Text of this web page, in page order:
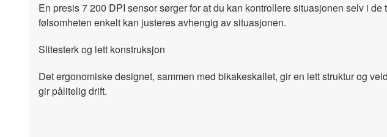
En presis 7 200 DPI sensor sørger for at du kan kontrollere situasjonen selv i
følsomheten enkelt kan justeres avhengig av situasjonen.
Slitesterk og lett konstruksjon
Det ergonomiske designet, sammen med bikakeskallet, gir en lett struktur og
gir pålitelig drift.